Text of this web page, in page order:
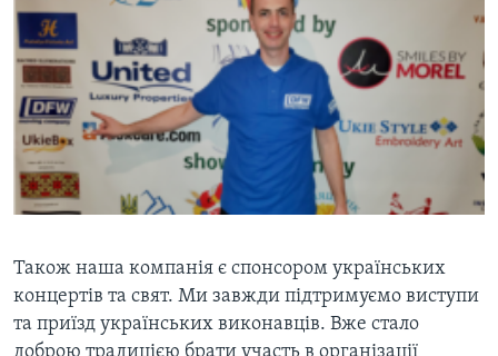
Також наша компанія є спонсором українських
концертів та свят. Ми завжди підтримуємо виступи
та приїзд українських виконавців. Вже стало